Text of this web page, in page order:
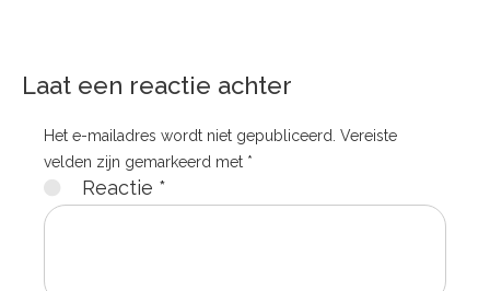
Laat een reactie achter
Het e-mailadres wordt niet gepubliceerd. Vereiste
velden zijn gemarkeerd met *
Reactie *